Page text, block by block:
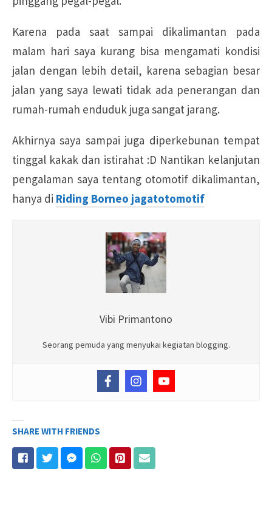
Karena pada saat sampai dikalimantan pada
malam hari saya kurang bisa mengamati kondisi
jalan dengan lebih detail, karena sebagian besar
jalan yang saya lewati tidak ada penerangan dan
rumah-rumah enduduk juga sangat jarang.
Akhirnya saya sampai juga diperkebunan tempat
tinggal kakak dan istirahat :D Nantikan kelanjutan
pengalaman saya tentang otomotif dikalimantan,
hanya di Riding Borneo jagatotomotif
Vibi Primantono
Seorang pemuda yang menyukai kegiatan blogging.
SHARE WITH FRIENDS